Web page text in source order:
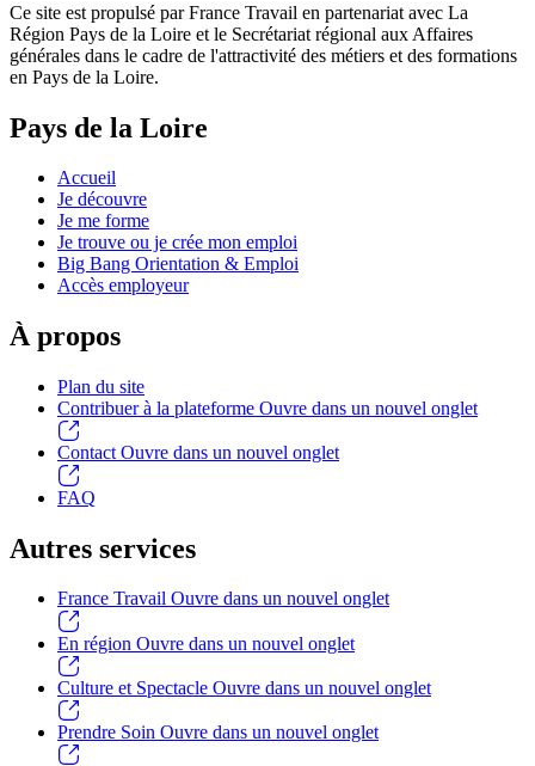
Ce site est propulsé par France Travail en partenariat avec La
Région Pays de la Loire et le Secrétariat régional aux Affaires
générales dans le cadre de l'attractivité des métiers et des formations
en Pays de la Loire.
Pays de la Loire
Accueil
Je découvre
Je me forme
Je trouve ou je crée mon emploi
Big Bang Orientation & Emploi
Accès employeur
À propos
Plan du site
Contribuer à la plateforme Ouvre dans un nouvel onglet
ContactOuvre dans un nouvel onglet
FAQ
Autres services
France Travail Ouvre dans un nouvel onglet
En région Ouvre dans un nouvel onglet
Culture et Spectacle Ouvre dans un nouvel onglet
Prendre Soin Ouvre dans un nouvel onglet